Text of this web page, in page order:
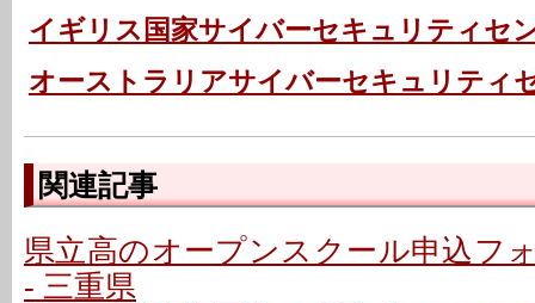
イギリス国家サイバーセキュリティセ
オーストラリアサイバーセキュリティ
関連記事
県立高のオープンスクール申込フ
- 三重県